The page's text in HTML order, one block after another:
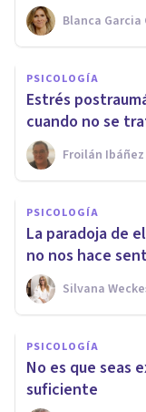
Blanca Garcia
PSICOLOGÍA
Estrés
cuando no se
Froilán
PSICOLOGÍA
La paradoja de
no nos hace
Silvana
PSICOLOGÍA
No es que seas
suficiente